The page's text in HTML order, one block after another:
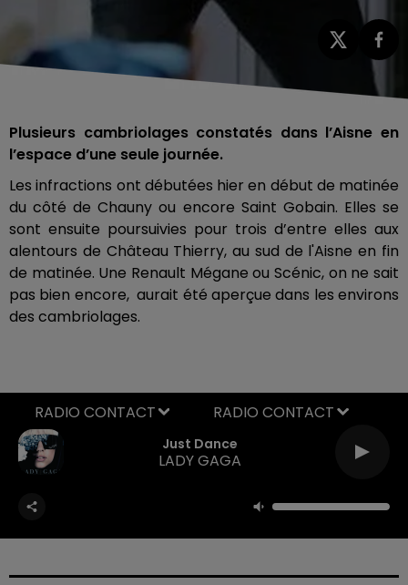
Plusieurs cambriolages constatés dans l’Aisne en
l’espace d’une seule journée.
Les infractions ont débutées hier en début de matinée
du côté de Chauny ou encore Saint Gobain. Elles se
sont ensuite poursuivies pour trois d’entre elles aux
alentours de Château Thierry, au sud de l'Aisne en fin
de matinée. Une Renault Mégane ou Scénic, on ne sait
pas bien encore, aurait été aperçue dans les environs
des cambriolages.
Just Dance
LADY GAGA
RADIO CONTACT